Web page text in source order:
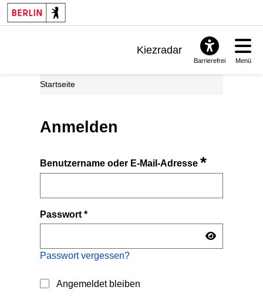
Kiezradar
Barrierefrei Menü
Startseite
Anmelden
Benutzername oder E-Mail-Adresse*
Passwort*
Passwort vergessen?
Angemeldet bleiben